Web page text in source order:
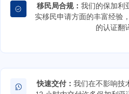
移民局合规：我们的保加利
实移民申请方面的丰富经验
的认证翻
快速交付：我们在不影响技